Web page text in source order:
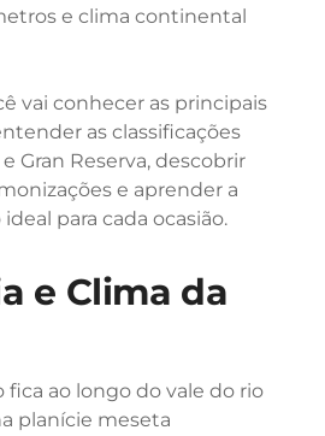
e clima continental
vai conhecer as principais
as classificações
Gran Reserva, descobrir
e aprender a
para cada ocasião.
e Clima da
fica ao longo do vale do rio
planície meseta